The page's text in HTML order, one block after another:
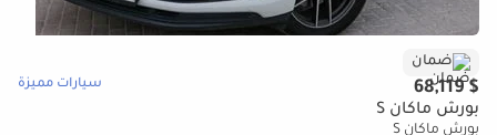
ضمان
$ 68,119 سيارات مميزة
بورش ماكان S
بورش ماكان S